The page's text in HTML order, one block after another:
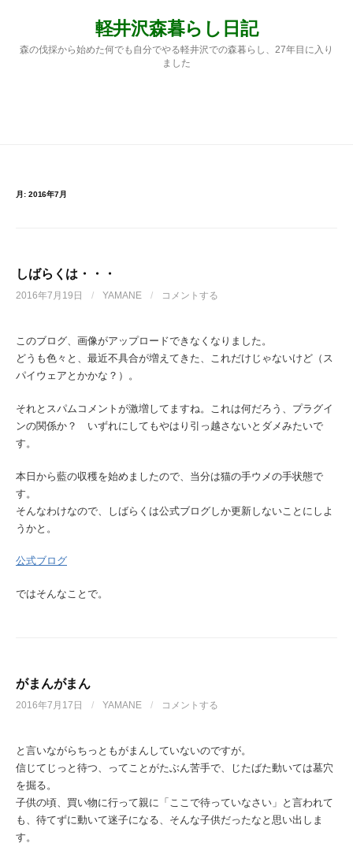
軽井沢森暮らし日記
森の伐採から始めた何でも自分でやる軽井沢での森暮らし、27年目に入り
ました
月: 2016年7月
しばらくは・・・
2016年7月19日 / YAMANE / コメントする
このブログ、画像がアップロードできなくなりました。
どうも色々と、最近不具合が増えてきた、これだけじゃないけど（ス
パイウェアとかかな？）。
それとスパムコメントが激増してますね。これは何だろう、プラグイ
ンの関係か？ いずれにしてもやはり引っ越さないとダメみたいで
す。
本日から藍の収穫を始めましたので、当分は猫の手ウメの手状態で
す。
そんなわけなので、しばらくは公式ブログしか更新しないことにしよ
うかと。
公式ブログ
ではそんなことで。
がまんがまん
2016年7月17日 / YAMANE / コメントする
と言いながらちっともがまんしていないのですが。
信じてじっと待つ、ってことがたぶん苦手で、じたばた動いては墓穴
を掘る。
子供の頃、買い物に行って親に「ここで待っていなさい」と言われて
も、待てずに動いて迷子になる、そんな子供だったなと思い出しま
す。